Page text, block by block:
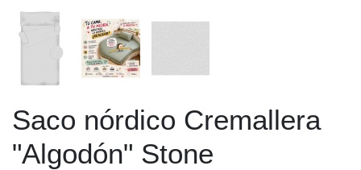
Saco nórdico Cremallera
"Algodón" Stone